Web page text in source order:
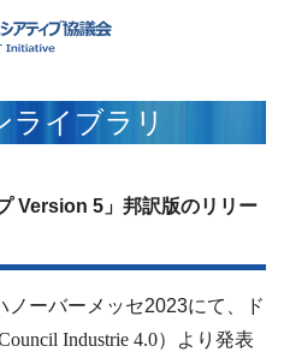
ライブラリ
Version 5」邦訳版のリリー
ーバーメッセ2023にて、ド
Industrie 4.0）より発表